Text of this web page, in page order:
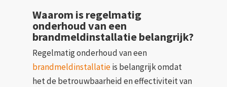
Waarom is regelmatig
onderhoud van een
brandmeldinstallatie belangrijk?
Regelmatig onderhoud van een
brandmeldinstallatieis belangrijk omdat
het de betrouwbaarheid en effectiviteit van